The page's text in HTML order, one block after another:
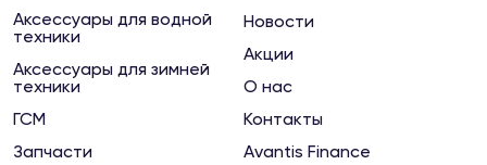
Сыктывкар, ул. Морозова, 209
Магазин "Мототехника на Новой"
Вязники, ул.Новая, 7
Аксессуары для водной
техники
Аксессуары для зимней
техники
ГСМ
Запчасти
Новости
Акции
О нас
Контакты
Avantis Finance